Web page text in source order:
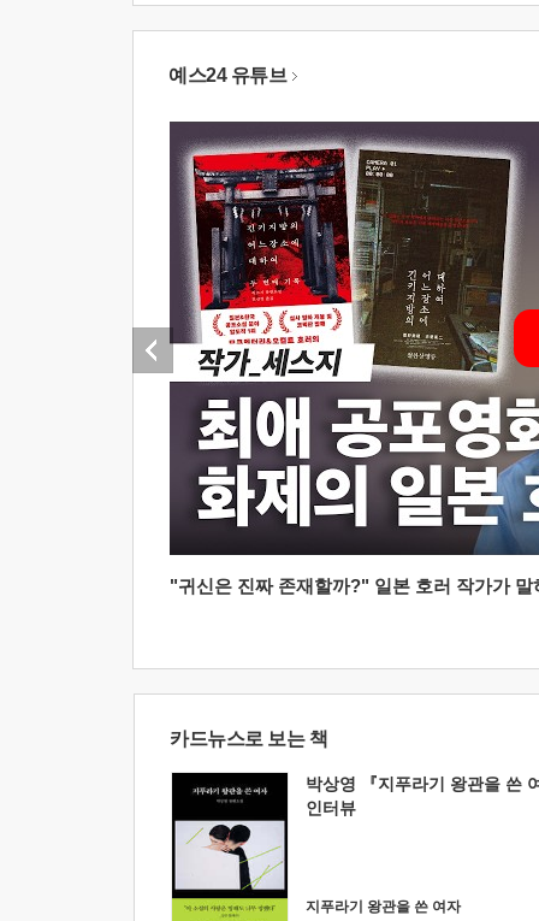
예스24 유튜브
"귀신은 진짜 존재할까?" 일본 호러 작가가
카드뉴스로 보는 책
박상영 『지푸라기 왕관을 쓴
인터뷰
지푸라기 왕관을 쓴 여자